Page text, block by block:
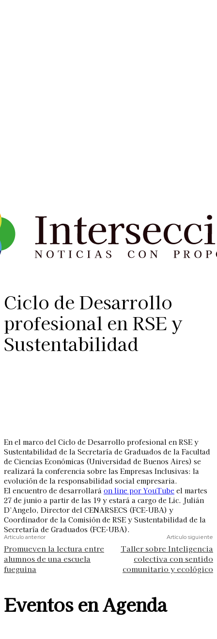
Ciclo de Desarrollo
profesional en RSE y
Sustentabilidad
En el marco del Ciclo de Desarrollo profesional en RSE y
Sustentabilidad de la Secretaría de Graduados de la Facultad
de Ciencias Económicas (Universidad de Buenos Aires) se
realizará la conferencia sobre las Empresas Inclusivas: la
evolución de la responsabilidad social empresaria.
El encuentro de desarrollará on line por YouTube el martes
27 de junio a partir de las 19 y estará a cargo de Lic. Julián
D’Angelo, Director del CENARSECS (FCE-UBA) y
Coordinador de la Comisión de RSE y Sustentabilidad de la
Secretaría de Graduados (FCE-UBA).
Artículo anterior
Promueven la lectura entre
alumnos de una escuela
fueguina
Artículo siguiente
Taller sobre Inteligencia
colectiva con sentido
comunitario y ecológico
Eventos en Agenda